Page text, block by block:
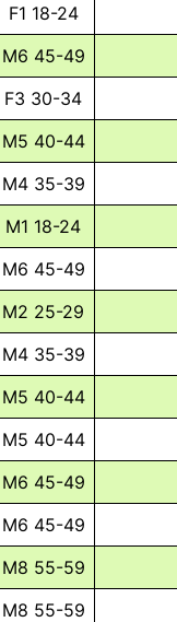
F1 18-24
M6 45-49
F3 30-34
M5 40-44
M4 35-39
M1 18-24
M6 45-49
M2 25-29
M4 35-39
M5 40-44
M5 40-44
M6 45-49
M6 45-49
M8 55-59
M8 55-59